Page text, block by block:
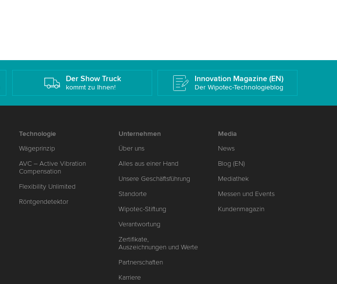
Der Show Truck
kommt zu Ihnen!
Innovation Magazine (EN)
Der Wipotec-Technologieblog
Technologie
Wägeprinzip
AVC – Active Vibration
Compensation
Flexibility Unlimited
Röntgendetektor
Unternehmen
Über uns
Alles aus einer Hand
Unsere Geschäftsführung
Standorte
Wipotec-Stiftung
Verantwortung
Zertifikate,
Auszeichnungen und Werte
Partnerschaften
Karriere
Media
News
Blog (EN)
Mediathek
Messen und Events
Kundenmagazin